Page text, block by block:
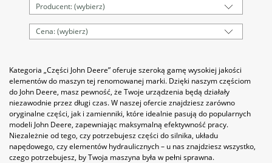
Producent: (wybierz)
Cena: (wybierz)
Kategoria „Części John Deere” oferuje szeroką gamę wysokiej jakości
elementów do maszyn tej renomowanej marki. Dzięki naszym częściom
do John Deere, masz pewność, że Twoje urządzenia będą działały
niezawodnie przez długi czas. W naszej ofercie znajdziesz zarówno
oryginalne części, jak i zamienniki, które idealnie pasują do popularnych
modeli John Deere, zapewniając maksymalną efektywność pracy.
Niezależnie od tego, czy potrzebujesz części do silnika, układu
napędowego, czy elementów hydraulicznych – u nas znajdziesz wszystko,
czego potrzebujesz, by Twoja maszyna była w pełni sprawna.